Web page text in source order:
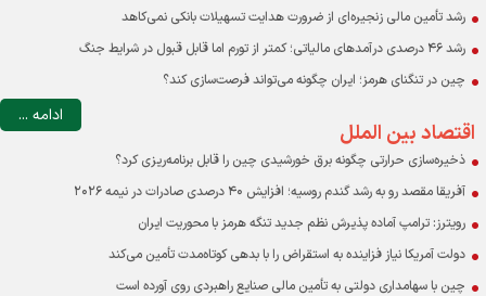
رشد تأمین مالی زنجیره‌ای از ضرورت هدایت تسهیلات بانکی نمی‌کاهد
رشد ۴۶ درصدی درآمدهای مالیاتی؛ کمتر از تورم اما قابل قبول در شرایط جنگ
چین در تنگنای هرمز؛ ایران چگونه می‌تواند فرصت‌سازی کند؟
ادامه ...
اقتصاد بین الملل
ذخیره‌سازی حرارتی چگونه برق خورشیدی چین را قابل برنامه‌ریزی کرد؟
آفریقا مقصد رو به رشد گندم روسیه؛ افزایش ۴۰ درصدی صادرات در نیمه ۲۰۲۶
رویترز: ترامپ آماده پذیرش نظم جدید تنگه هرمز با محوریت ایران
دولت آمریکا نیاز فزاینده به استقراض را با بدهی کوتاه‌مدت تأمین می‌کند
چین با سهامداری دولتی به تأمین مالی صنایع راهبردی روی آورده است